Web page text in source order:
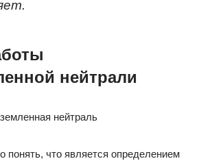
нейтрали
понять, что является определением